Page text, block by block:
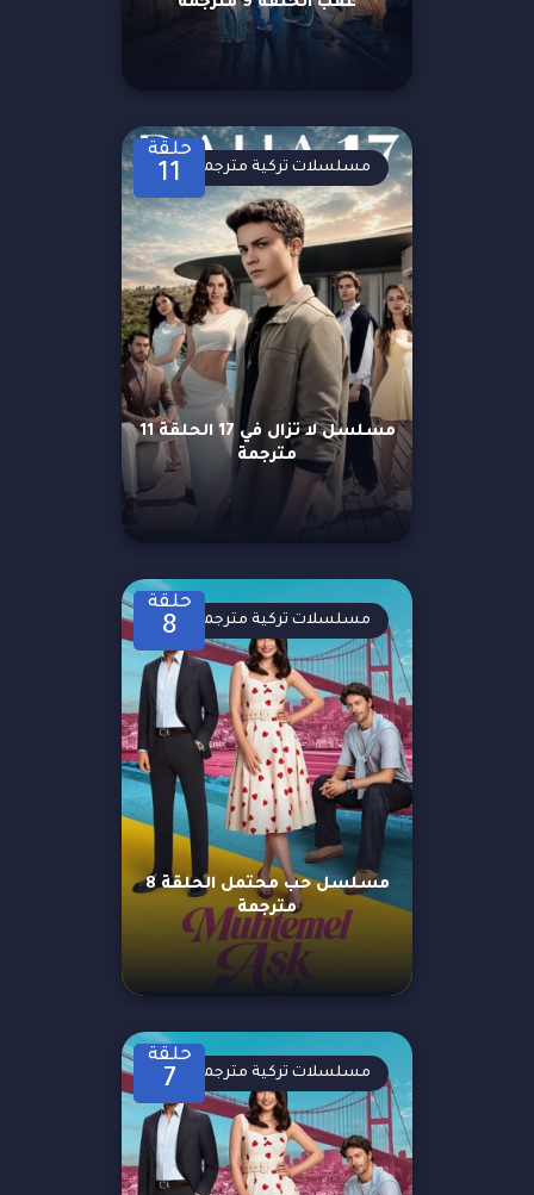
حلقة
11
مسلسل لا تزال في 17 الحلقة 11
مترجمة
مسلسلات تركية مترجمة
حلقة
8
مسلسل حب محتمل الحلقة 8
مترجمة
مسلسلات تركية مترجمة
حلقة
7 مسلسلات تركية مترجمة